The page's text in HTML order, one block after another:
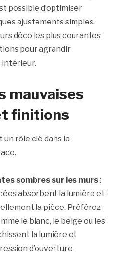
possible d’optimiser
ajustements simples.
déco les plus courantes
pour agrandir
mauvaises
finitions
un rôle clé dans la
sombres sur les murs:
absorbent la lumière et
la pièce. Préférez
le blanc, le beige ou les
la lumière et
d’ouverture.